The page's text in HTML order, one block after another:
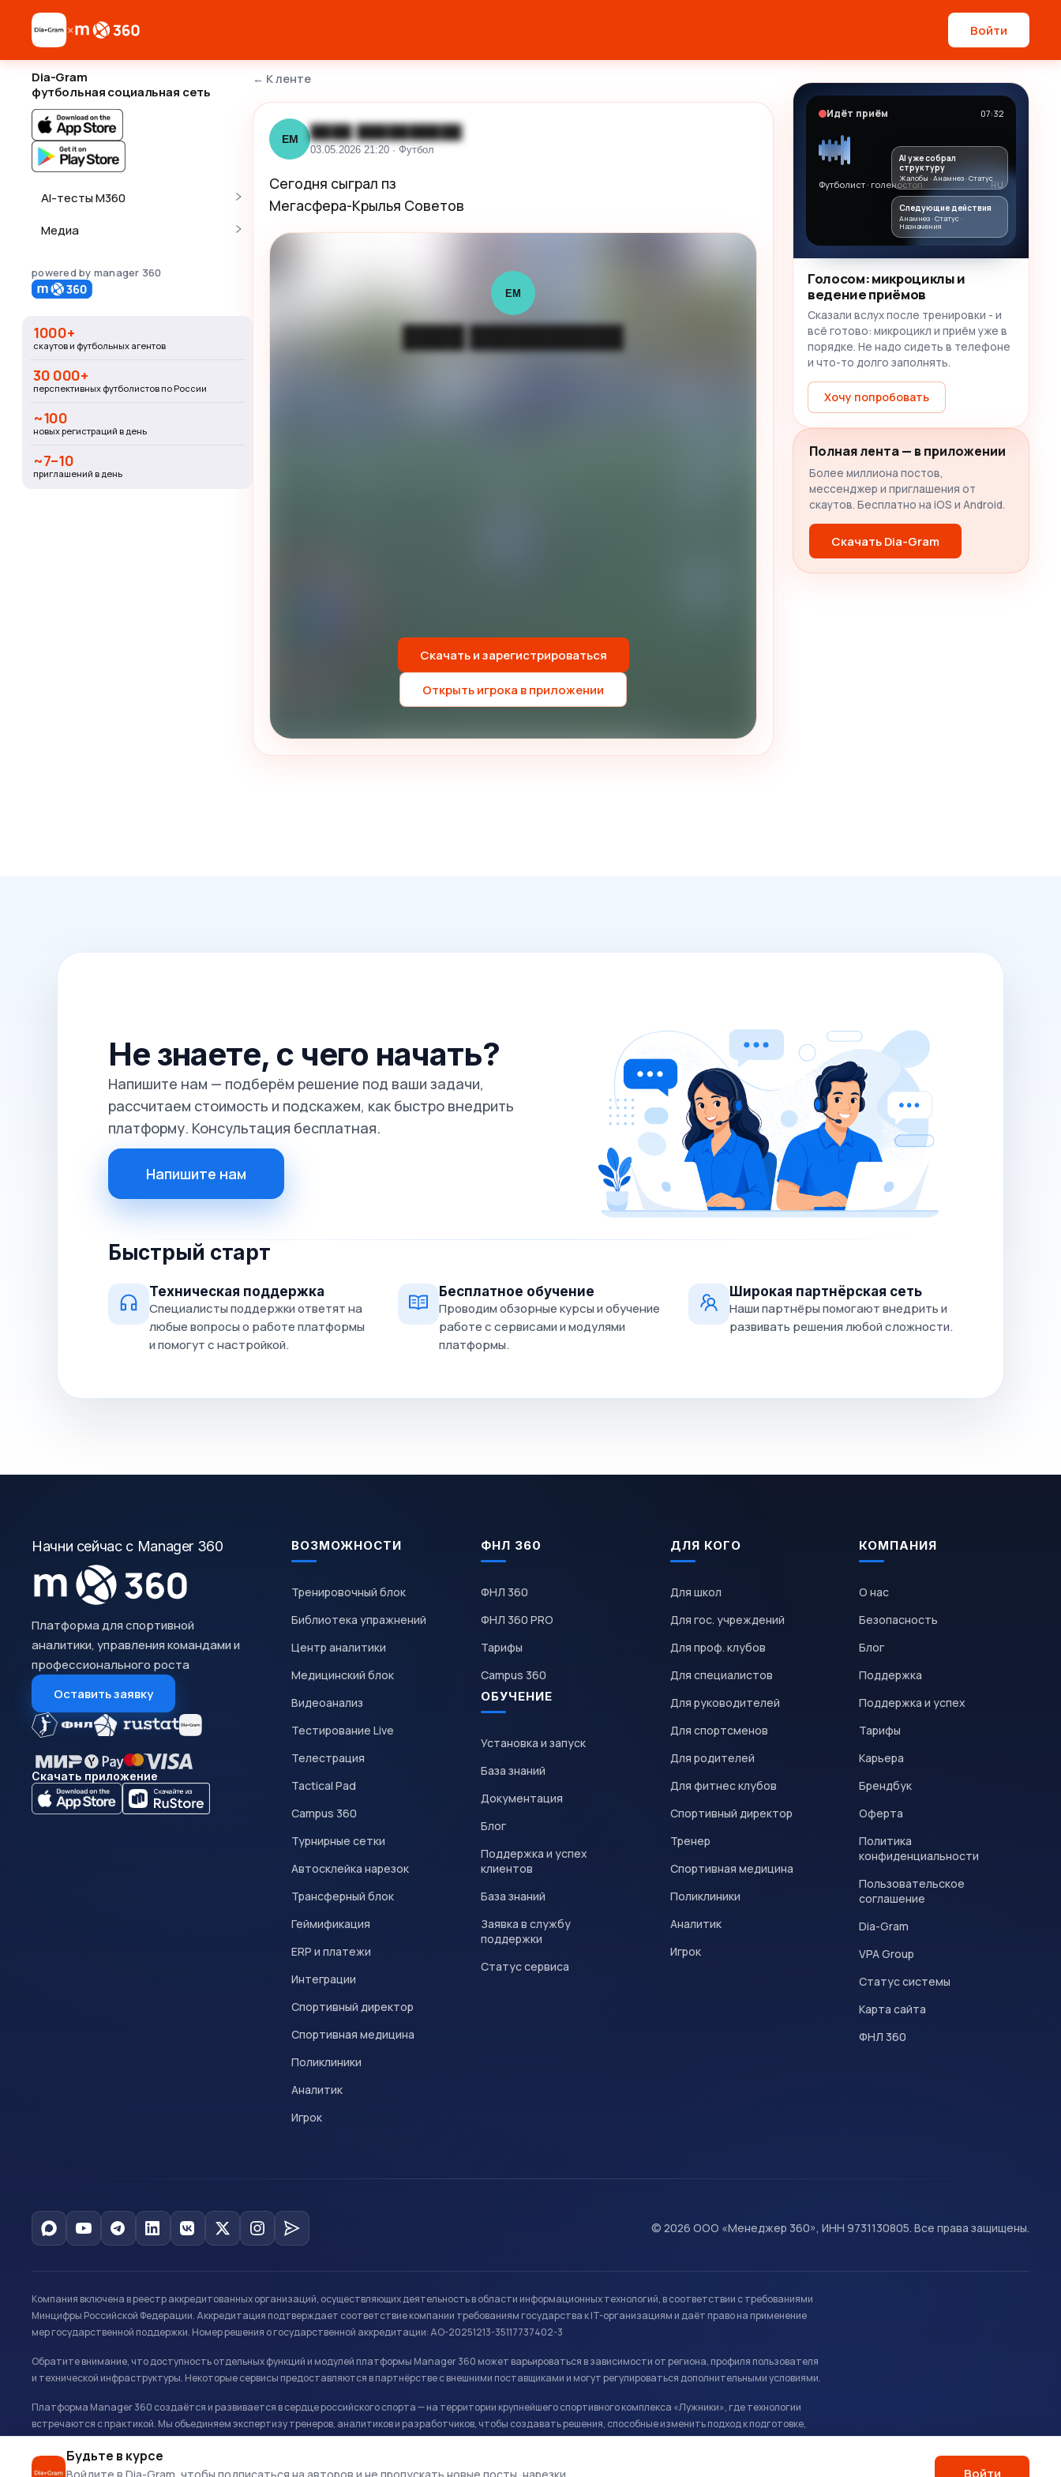
× Войти
Dia-Gram
футбольная социальная сеть
AI-тесты M360
Медиа
powered by manager 360
1000+
скаутов и футбольных агентов
30 000+
перспективных футболистов по России
~100
новых регистраций в день
~7–10
приглашений в день
← К ленте
ЕМ ████ ██████████
03.05.2026 21:20 · Футбол
Сегодня сыграл пз
Мегасфера-Крылья Советов
ЕМ
Скачать и зарегистрироваться
Открыть игрока в приложении
Идёт приём 07:32
Футболист · голеностоп RU
AI уже собрал
структуру
Жалобы · Анамнез · Статус
Следующие действия
Анамнез · Статус ·
Назначения
Голосом: микроциклы и
ведение приёмов
Сказали вслух после тренировки - и
всё готово: микроцикл и приём уже в
порядке. Не надо сидеть в телефоне
и что-то долго заполнять.
Хочу попробовать
Полная лента — в приложении
Более миллиона постов,
мессенджер и приглашения от
скаутов. Бесплатно на iOS и Android.
Скачать Dia-Gram
Будьте в курсе
Войти
Не знаете, с чего начать?
Напишите нам — подберём решение под ваши задачи,
рассчитаем стоимость и подскажем, как быстро внедрить
платформу. Консультация бесплатная.
Напишите нам
Быстрый старт
Техническая поддержка
Специалисты поддержки ответят на
любые вопросы о работе платформы
и помогут с настройкой.
Бесплатное обучение
Проводим обзорные курсы и обучение
работе с сервисами и модулями
платформы.
Широкая партнёрская сеть
Наши партнёры помогают внедрить и
развивать решения любой сложности.
Начни сейчас с Manager 360
Платформа для спортивной
аналитики, управления командами и
профессионального роста
Оставить заявку
Скачать приложение
ВОЗМОЖНОСТИ
Тренировочный блок
Библиотека упражнений
Центр аналитики
Медицинский блок
Видеоанализ
Тестирование Live
Телестрация
Tactical Pad
Campus 360
Турнирные сетки
Автосклейка нарезок
Трансферный блок
Геймификация
ERP и платежи
Интеграции
Спортивный директор
Спортивная медицина
Поликлиники
Аналитик
Игрок
ФНЛ 360
ФНЛ 360
ФНЛ 360 PRO
Тарифы
Campus 360
ОБУЧЕНИЕ
Установка и запуск
База знаний
Документация
Блог
Поддержка и успех
клиентов
База знаний
Заявка в службу
поддержки
Статус сервиса
ДЛЯ КОГО
Для школ
Для гос. учреждений
Для проф. клубов
Для специалистов
Для руководителей
Для спортсменов
Для родителей
Для фитнес клубов
Спортивный директор
Тренер
Спортивная медицина
Поликлиники
Аналитик
Игрок
КОМПАНИЯ
О нас
Безопасность
Блог
Поддержка
Поддержка и успех
Тарифы
Карьера
Брендбук
Оферта
Политика
конфиденциальности
Пользовательское
соглашение
Dia-Gram
VPA Group
Статус системы
Карта сайта
ФНЛ 360
© 2026 ООО «Менеджер 360», ИНН 9731130805. Все права защищены.
Компания включена в реестр аккредитованных организаций, осуществляющих деятельность в области информационных технологий, в соответствии с требованиями
Минцифры Российской Федерации. Аккредитация подтверждает соответствие компании требованиям государства к IT-организациям и даёт право на применение
мер государственной поддержки. Номер решения о государственной аккредитации: АО-20251213-35117737402-3
Обратите внимание, что доступность отдельных функций и модулей платформы Manager 360 может варьироваться в зависимости от региона, профиля пользователя
и технической инфраструктуры. Некоторые сервисы предоставляются в партнёрстве с внешними поставщиками и могут регулироваться дополнительными условиями.
Платформа Manager 360 создаётся и развивается в сердце российского спорта — на территории крупнейшего спортивного комплекса «Лужники», где технологии
встречаются с практикой. Мы объединяем экспертизу тренеров, аналитиков и разработчиков, чтобы создавать решения, способные изменить подход к подготовке,
развитию и управлению в спорте.
Офис: г. Москва, Олимпийский комплекс «Лужники», Большая спортивная арена, ул. Лужники 24с1.